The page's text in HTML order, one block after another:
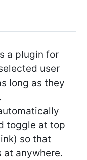
a plugin for
user
long as they
toggle at top
so that
at anywhere.